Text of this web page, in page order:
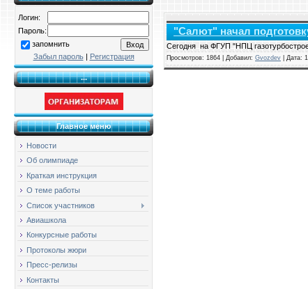
Логин:
Пароль:
запомнить
Забыл пароль| Регистрация
...
Главное меню
Новости
Об олимпиаде
Краткая инструкция
О теме работы
Список участников
Авиашкола
Конкурсные работы
Протоколы жюри
Пресс-релизы
Контакты
"Салют" начал
Сегодня на ФГУП "НПЦ
Просмотров: 1864 | Добавил: Gvozdev | Дата: